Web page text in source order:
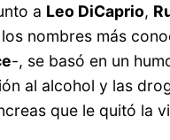
a Leo DiCaprio,
los nombres más
-, se basó en un
al alcohol y las
que le quitó la